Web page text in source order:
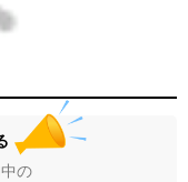
の